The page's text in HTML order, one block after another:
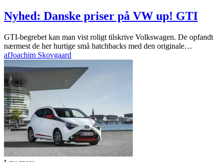
Nyhed: Danske priser på VW up! GTI
GTI-begrebet kan man vist roligt tilskrive Volkswagen. De opfandt
nærmest de her hurtige små hatchbacks med den originale…
afJoachim Skovgaard